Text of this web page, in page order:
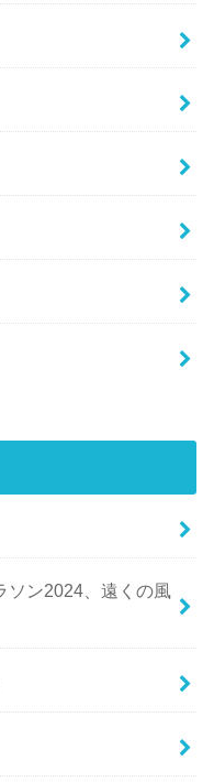
ソン2024、遠くの風